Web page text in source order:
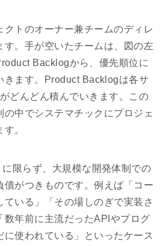
クトのオーナー兼チームのディレ
す。手が空いたチームは、図の左
Backlogから、優先順位に
きます。Product Backlogは各サ
どんどん積んでいきます。この
の中でシステマチックにプロジェ
。
限らず、大規模な開発体制での
債がつきものです。例えば「コー
ている」「その場しのぎで実装さ
数年前に主流だったAPIやプログ
に使われている」といったケース